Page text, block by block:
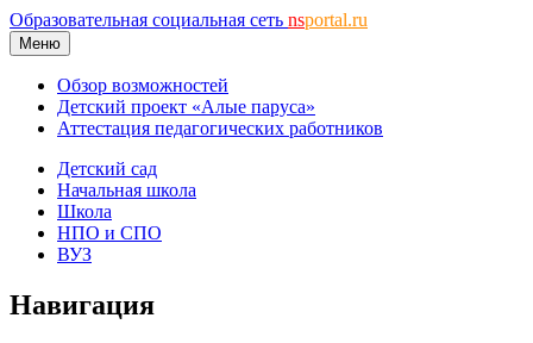
Образовательная социальная сеть nsportal.ru
Меню
Обзор возможностей
Детский проект «Алые паруса»
Аттестация педагогических работников
Детский сад
Начальная школа
Школа
НПО и СПО
ВУЗ
Навигация